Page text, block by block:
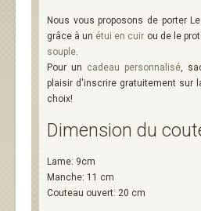
Nous vous proposons de porter
grâce à un étui en cuir ou de le
souple.
Pour un cadeau personnalisé,
plaisir d'inscrire gratuitement sur
choix!
Dimension du
Lame: 9cm
Manche: 11 cm
Couteau ouvert: 20 cm